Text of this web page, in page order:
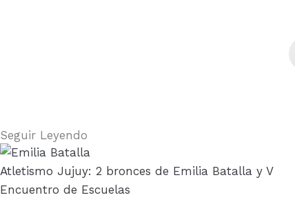
Seguir Leyendo
Atletismo Jujuy: 2 bronces de Emilia Batalla y V
Encuentro de Escuelas